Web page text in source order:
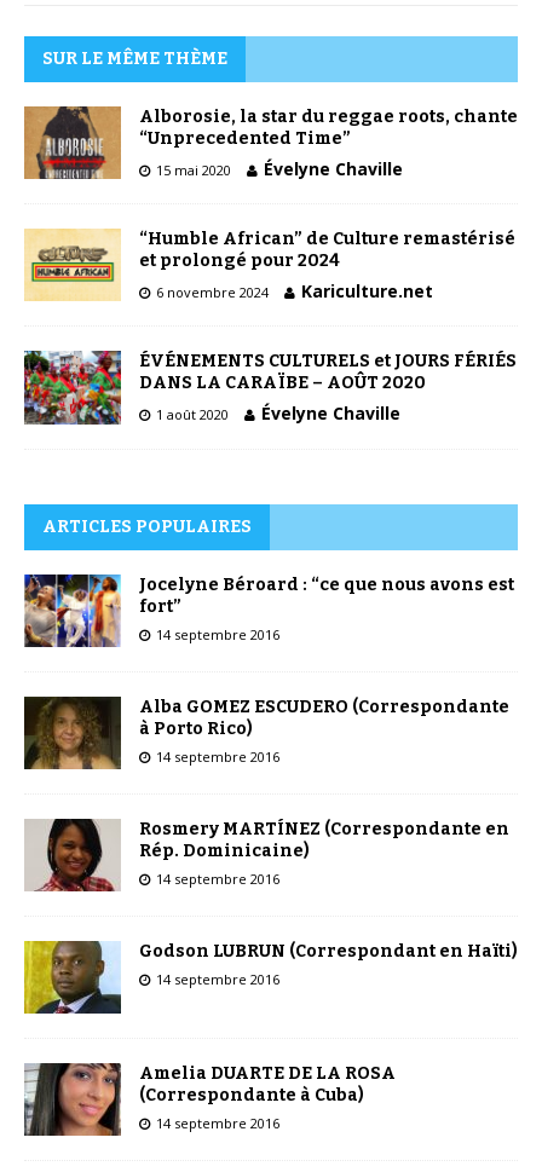
SUR LE MÊME THÈME
Alborosie, la star du reggae roots, chante
“Unprecedented Time”
15 mai 2020 Évelyne Chaville
“Humble African” de Culture remastérisé
et prolongé pour 2024
6 novembre 2024 Kariculture.net
ÉVÉNEMENTS CULTURELS et JOURS FÉRIÉS
DANS LA CARAÏBE – AOÛT 2020
1 août 2020 Évelyne Chaville
ARTICLES POPULAIRES
Jocelyne Béroard : “ce que nous avons est
fort”
14 septembre 2016
Alba GOMEZ ESCUDERO (Correspondante
à Porto Rico)
14 septembre 2016
Rosmery MARTÍNEZ (Correspondante en
Rép. Dominicaine)
14 septembre 2016
Godson LUBRUN (Correspondant en Haïti)
14 septembre 2016
Amelia DUARTE DE LA ROSA
(Correspondante à Cuba)
14 septembre 2016